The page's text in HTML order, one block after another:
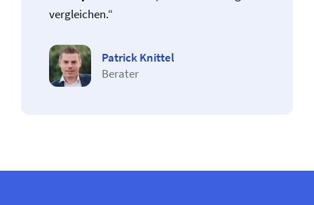
vergleichen.“
Patrick Knittel
Berater